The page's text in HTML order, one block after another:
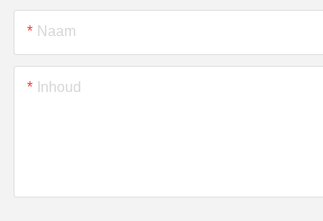
Naam
Inhoud